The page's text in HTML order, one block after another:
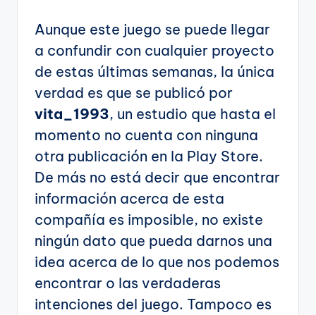
Aunque este juego se puede llegar
a confundir con cualquier proyecto
de estas últimas semanas, la única
verdad es que se publicó por
vita_1993, un estudio que hasta el
momento no cuenta con ninguna
otra publicación en la Play Store.
De más no está decir que encontrar
información acerca de esta
compañía es imposible, no existe
ningún dato que pueda darnos una
idea acerca de lo que nos podemos
encontrar o las verdaderas
intenciones del juego. Tampoco es